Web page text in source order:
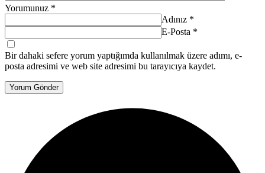
Yorumunuz *
Adınız *
E-Posta *
Bir dahaki sefere yorum yaptığımda kullanılmak üzere adımı, e-
posta adresimi ve web site adresimi bu tarayıcıya kaydet.
Yorum Gönder